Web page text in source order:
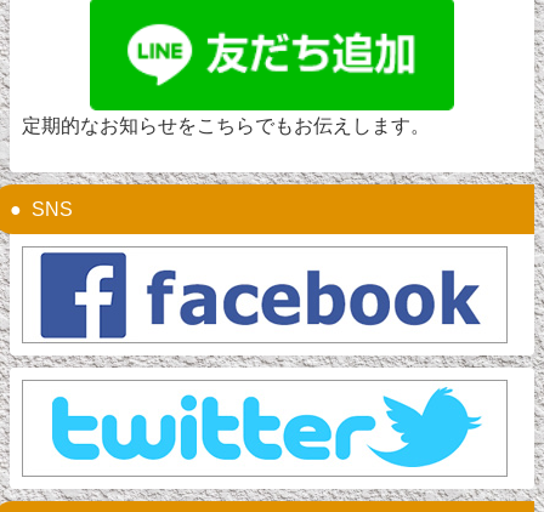
定期的なお知らせをこちらでもお伝えします。
SNS